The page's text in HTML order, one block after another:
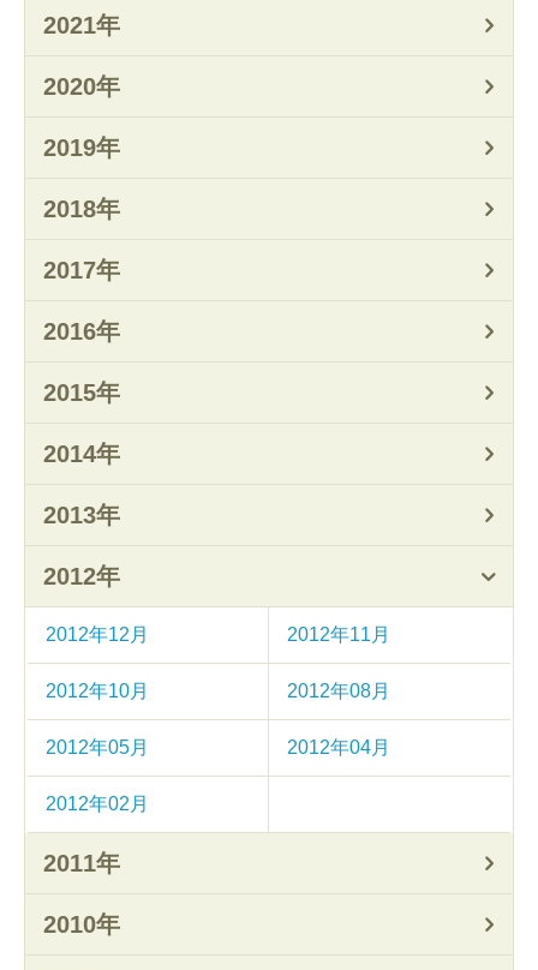
2021年
2020年
2019年
2018年
2017年
2016年
2015年
2014年
2013年
2012年
2012年12月 2012年11月
2012年10月 2012年08月
2012年05月 2012年04月
2012年02月
2011年
2010年